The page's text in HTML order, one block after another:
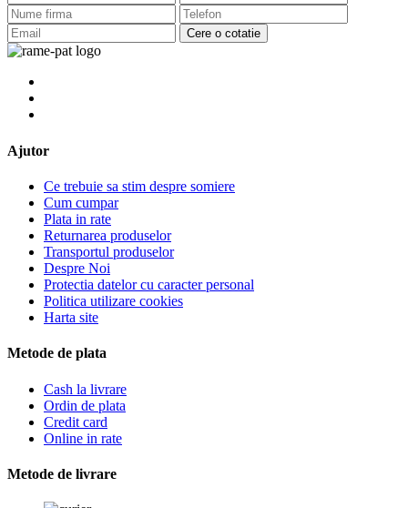
Cere o cotatie
Ajutor
Ce trebuie sa stim despre somiere
Cum cumpar
Plata in rate
Returnarea produselor
Transportul produselor
Despre Noi
Protectia datelor cu caracter personal
Politica utilizare cookies
Harta site
Metode de plata
Cash la livrare
Ordin de plata
Credit card
Online in rate
Metode de livrare